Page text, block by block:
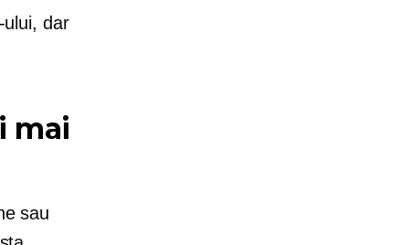
ului, dar
mai
sau